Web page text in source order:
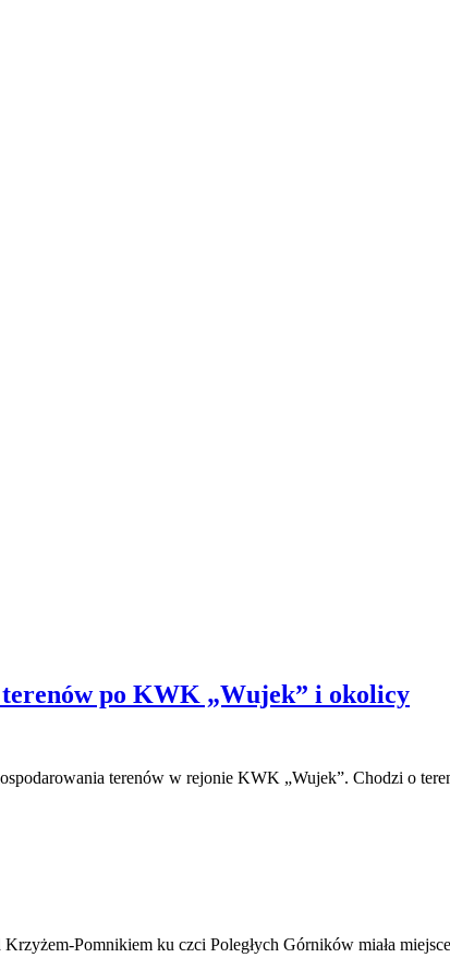
terenów po KWK „Wujek” i okolicy
terenów w rejonie KWK „Wujek”. Chodzi o
Pomnikiem ku czci Poległych Górników miała